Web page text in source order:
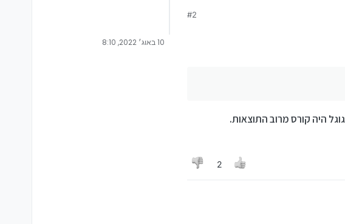
#2
היה קורס מרוב התוצאות.
2
10 באוג׳ 2022, 8:10